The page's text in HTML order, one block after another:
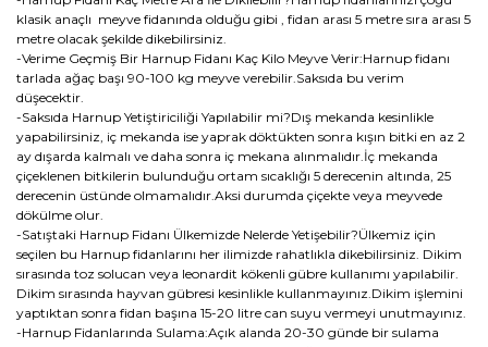
klasik anaçlı meyve fidanında olduğu gibi , fidan arası 5 metre sıra arası 5
metre olacak şekilde dikebilirsiniz.
-Verime Geçmiş Bir Harnup Fidanı Kaç Kilo Meyve Verir:Harnup fidanı
tarlada ağaç başı 90-100 kg meyve verebilir.Saksıda bu verim
düşecektir.
-Saksıda Harnup Yetiştiriciliği Yapılabilir mi?Dış mekanda kesinlikle
yapabilirsiniz, iç mekanda ise yaprak döktükten sonra kışın bitki en az 2
ay dışarda kalmalı ve daha sonra iç mekana alınmalıdır.İç mekanda
çiçeklenen bitkilerin bulunduğu ortam sıcaklığı 5 derecenin altında, 25
derecenin üstünde olmamalıdır.Aksi durumda çiçekte veya meyvede
dökülme olur.
-Satıştaki Harnup Fidanı Ülkemizde Nelerde Yetişebilir?Ülkemiz için
seçilen bu Harnup fidanlarını her ilimizde rahatlıkla dikebilirsiniz. Dikim
sırasında toz solucan veya leonardit kökenli gübre kullanımı yapılabilir.
Dikim sırasında hayvan gübresi kesinlikle kullanmayınız.Dikim işlemini
yaptıktan sonra fidan başına 15-20 litre can suyu vermeyi unutmayınız.
-Harnup Fidanlarında Sulama:Açık alanda 20-30 günde bir sulama